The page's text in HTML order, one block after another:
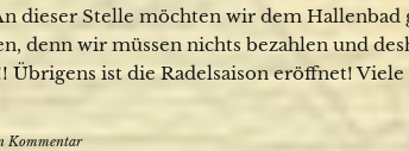
dieser Stelle möchten wir dem
denn wir müssen nichts bezahlen und
Übrigens ist die Radelsaison eröffnet!
Kommentar